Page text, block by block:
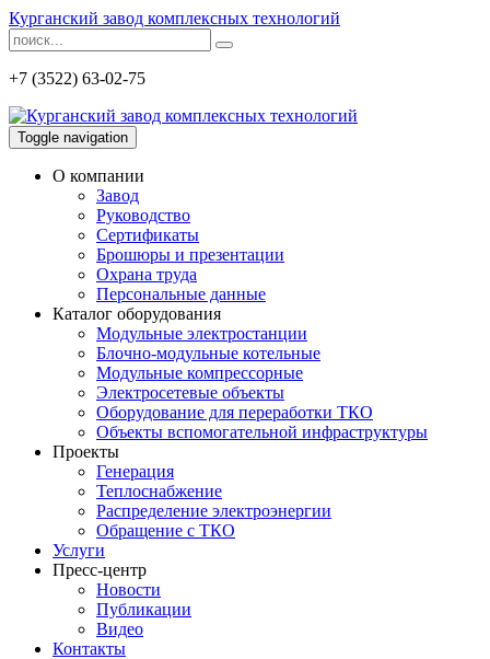
Курганский завод комплексных технологий
+7 (3522) 63-02-75
Toggle navigation
О компании
Завод
Руководство
Сертификаты
Брошюры и презентации
Охрана труда
Персональные данные
Каталог оборудования
Модульные электростанции
Блочно-модульные котельные
Модульные компрессорные
Электросетевые объекты
Оборудование для переработки ТКО
Объекты вспомогательной инфраструктуры
Проекты
Генерация
Теплоснабжение
Распределение электроэнергии
Обращение с ТКО
Услуги
Пресс-центр
Новости
Публикации
Видео
Контакты